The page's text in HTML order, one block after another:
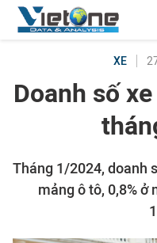
XE
Doanh số
Tháng 1/2024, doanh
mảng ô tô, 0,8% ở